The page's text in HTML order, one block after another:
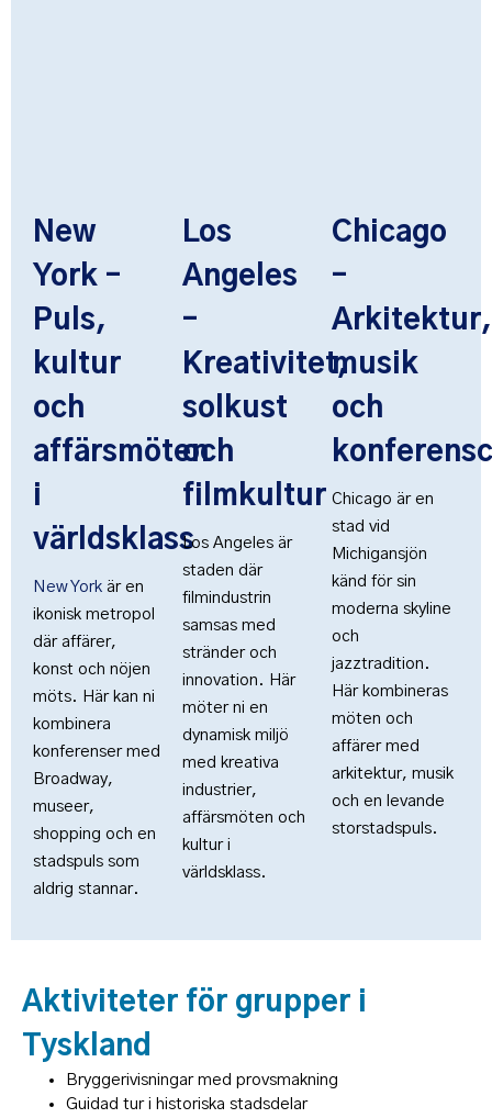
New
York –
Puls,
kultur
och
affärsmöten
i
världsklass
New York är en
ikonisk metropol
där affärer,
konst och nöjen
möts. Här kan ni
kombinera
konferenser med
Broadway,
museer,
shopping och en
stadspuls som
aldrig stannar.
Los
Angeles
–
Kreativitet,
solkust
och
filmkultur
Los Angeles är
staden där
filmindustrin
samsas med
stränder och
innovation. Här
möter ni en
dynamisk miljö
med kreativa
industrier,
affärsmöten och
kultur i
världsklass.
Chicago
–
Arkitektur,
musik
och
Chicago är en
stad vid
Michigansjön
känd för sin
moderna skyline
och
jazztradition.
Här kombineras
möten och
affärer med
arkitektur, musik
och en levande
storstadspuls.
Aktiviteter för grupper i
Tyskland
Bryggerivisningar med provsmakning
Guidad tur i historiska stadsdelar